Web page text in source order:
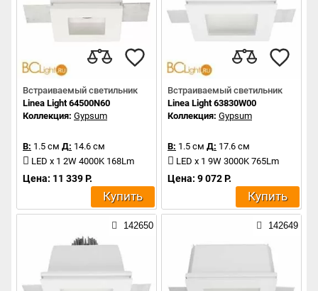
Встраиваемый светильник
Linea Light 64500N60
Коллекция: Gypsum
В: 1.5 см Д: 14.6 см
LED x 1 2W 4000K 168Lm
Цена: 11 339 Р.
Купить
Встраиваемый светильник
Linea Light 63830W00
Коллекция: Gypsum
В: 1.5 см Д: 17.6 см
LED x 1 9W 3000K 765Lm
Цена: 9 072 Р.
Купить
142650 142649